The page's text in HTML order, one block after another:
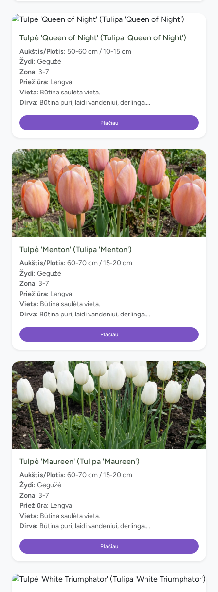
Tulpė 'Queen of Night' (Tulipa 'Queen of Night')
Aukštis/Plotis: 50-60 cm / 10-15 cm
Žydi: Gegužė
Zona: 3-7
Priežiūra: Lengva
Vieta: Būtina saulėta vieta.
Dirva: Būtina puri, laidi vandeniui, derlinga,...
Plačiau
Tulpė 'Menton' (Tulipa 'Menton')
Aukštis/Plotis: 60-70 cm / 15-20 cm
Žydi: Gegužė
Zona: 3-7
Priežiūra: Lengva
Vieta: Būtina saulėta vieta.
Dirva: Būtina puri, laidi vandeniui, derlinga,...
Plačiau
Tulpė 'Maureen' (Tulipa 'Maureen')
Aukštis/Plotis: 60-70 cm / 15-20 cm
Žydi: Gegužė
Zona: 3-7
Priežiūra: Lengva
Vieta: Būtina saulėta vieta.
Dirva: Būtina puri, laidi vandeniui, derlinga,...
Plačiau